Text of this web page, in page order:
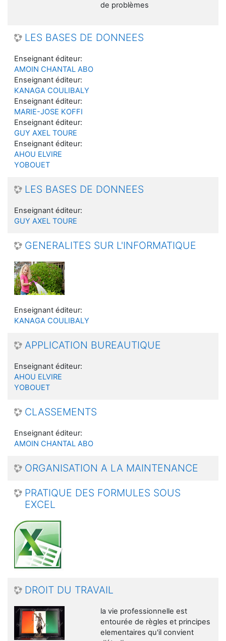
de problèmes
LES BASES DE DONNEES
Enseignant éditeur:
AMOIN CHANTAL ABO
Enseignant éditeur:
KANAGA COULIBALY
Enseignant éditeur:
MARIE-JOSE KOFFI
Enseignant éditeur:
GUY AXEL TOURE
Enseignant éditeur:
AHOU ELVIRE
YOBOUET
LES BASES DE DONNEES
Enseignant éditeur:
GUY AXEL TOURE
GENERALITES SUR L'INFORMATIQUE
Enseignant éditeur:
KANAGA COULIBALY
APPLICATION BUREAUTIQUE
Enseignant éditeur:
AHOU ELVIRE
YOBOUET
CLASSEMENTS
Enseignant éditeur:
AMOIN CHANTAL ABO
ORGANISATION A LA MAINTENANCE
PRATIQUE DES FORMULES SOUS
EXCEL
DROIT DU TRAVAIL
la vie professionnelle est
entourée de règles et principes
elementaires qu'il convient